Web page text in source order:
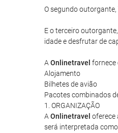
O segundo outorgante,
E o terceiro
idade e desfrutar de
A Onlinetravel fornece
Alojamento
Bilhetes de avião
Pacotes combinados
1. ORGANIZAÇÃO
A Onlinetravel oferece
será interpretada